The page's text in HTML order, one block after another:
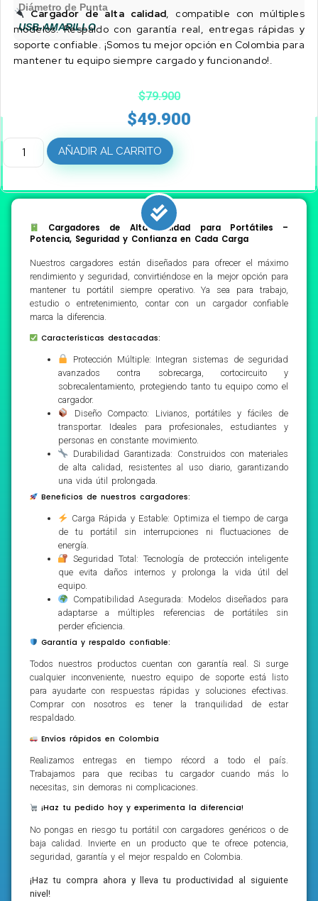
Diámetro de Punta
USB-AMARILLO
Cargador de alta calidad, compatible con múltiples
modelos. Respaldo con garantía real, entregas rápidas y
soporte confiable. ¡Somos tu mejor opción en Colombia para
mantener tu equipo siempre cargado y funcionando!.
$79.900
$49.900
AÑADIR AL CARRITO
Cargadores de Alta Calidad para Portátiles –
Potencia, Seguridad y Confianza en Cada Carga
Nuestros cargadores están diseñados para ofrecer el máximo
rendimiento y seguridad, convirtiéndose en la mejor opción para
mantener tu portátil siempre operativo. Ya sea para trabajo,
estudio o entretenimiento, contar con un cargador confiable
marca la diferencia.
Características destacadas:
Protección Múltiple: Integran sistemas de seguridad
avanzados contra sobrecarga, cortocircuito y
sobrecalentamiento, protegiendo tanto tu equipo como el
cargador.
Diseño Compacto: Livianos, portátiles y fáciles de
transportar. Ideales para profesionales, estudiantes y
personas en constante movimiento.
Durabilidad Garantizada: Construidos con materiales
de alta calidad, resistentes al uso diario, garantizando
una vida útil prolongada.
Beneficios de nuestros cargadores:
Carga Rápida y Estable: Optimiza el tiempo de carga
de tu portátil sin interrupciones ni fluctuaciones de
energía.
Seguridad Total: Tecnología de protección inteligente
que evita daños internos y prolonga la vida útil del
equipo.
Compatibilidad Asegurada: Modelos diseñados para
adaptarse a múltiples referencias de portátiles sin
perder eficiencia.
Garantía y respaldo confiable:
Todos nuestros productos cuentan con garantía real. Si surge
cualquier inconveniente, nuestro equipo de soporte está listo
para ayudarte con respuestas rápidas y soluciones efectivas.
Comprar con nosotros es tener la tranquilidad de estar
respaldado.
Envíos rápidos en Colombia
Realizamos entregas en tiempo récord a todo el país.
Trabajamos para que recibas tu cargador cuando más lo
necesitas, sin demoras ni complicaciones.
¡Haz tu pedido hoy y experimenta la diferencia!
No pongas en riesgo tu portátil con cargadores genéricos o de
baja calidad. Invierte en un producto que te ofrece potencia,
seguridad, garantía y el mejor respaldo en Colombia.
¡Haz tu compra ahora y lleva tu productividad al siguiente
nivel!